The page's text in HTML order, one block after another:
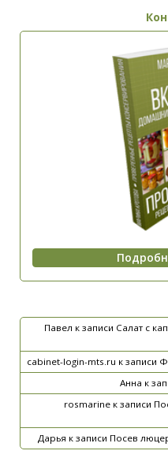
Павел к записи Салат с
cabinet-login-mts.ru к записи
Анна к
rosmarine к записи
Дарья к записи Посев